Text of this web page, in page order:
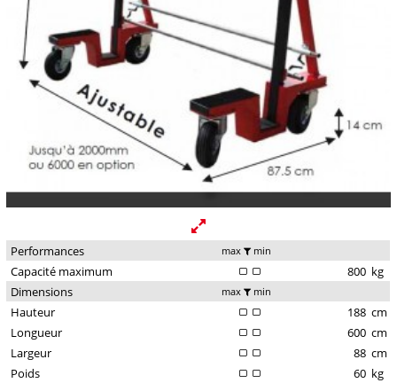
Performances max min
Capacité maximum 800 kg
Dimensions
max min
Hauteur 188 cm
Longueur
600 cm
Largeur
88 cm
Poids
60 kg